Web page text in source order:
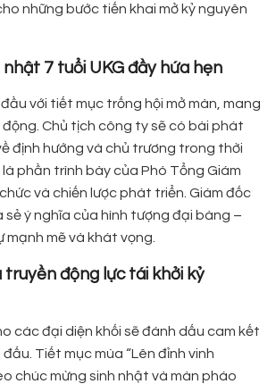
những bước tiến khai mở kỷ nguyên
7 tuổi UKG đầy hứa hẹn
với tiết mục trống hội mở màn, mang
động. Chủ tịch công ty sẽ có bài phát
định hướng và chủ trương trong thời
phần trình bày của Phó Tổng Giám
và chiến lược phát triển. Giám đốc
sẻ ý nghĩa của hình tượng đại bàng –
mạnh mẽ và khát vọng.
truyền động lực tái khởi kỷ
các đại diện khối sẽ đánh dấu cam kết
Tiết mục múa “Lên đỉnh vinh
chúc mừng sinh nhật và màn pháo